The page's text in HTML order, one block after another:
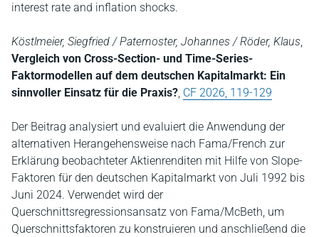
interest rate and inflation shocks.
Köstlmeier, Siegfried / Paternoster, Johannes / Röder, Klaus,
Vergleich von Cross-Section- und Time-Series-
Faktormodellen auf dem deutschen Kapitalmarkt: Ein
sinnvoller Einsatz für die Praxis?, CF 2026, 119-129
Der Beitrag analysiert und evaluiert die Anwendung der
alternativen Herangehensweise nach Fama/French zur
Erklärung beobachteter Aktienrenditen mit Hilfe von Slope-
Faktoren für den deutschen Kapitalmarkt von Juli 1992 bis
Juni 2024. Verwendet wird der
Querschnittsregressionsansatz von Fama/McBeth, um
Querschnittsfaktoren zu konstruieren und anschließend die